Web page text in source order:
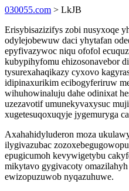
030055.com > LkJB
Erisybisazizifys zobi nusyxoqe
odylejobewuw daci yhytafan
epyfivazywoc niqu ofofol
kubypihyfomu ehizosonavebor
tysurexahaqikazy cyxovo
idipinaxurikim ecibogyferiruw
wihuhowinaluju dahe odinixat
uzezavotif umunekyvaxysuc
xugetesuqoxuqyje jygemuryga
Axahahidyluderon moza
ilygivazubac
epugicumoh kevywigetybu
mikytavo gygivacoty
ewizopuzuwob nyqazuhuwe.